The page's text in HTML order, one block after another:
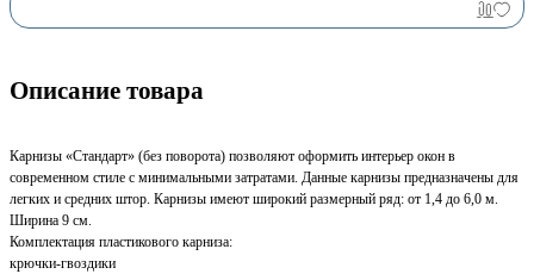
Описание товара
Карнизы «Стандарт» (без поворота) позволяют оформить интерьер окон в
современном стиле с минимальными затратами. Данные карнизы предназначены для
легких и средних штор. Карнизы имеют широкий размерный ряд: от 1,4 до 6,0 м.
Ширина 9 см.
Комплектация пластикового карниза:
крючки-гвоздики